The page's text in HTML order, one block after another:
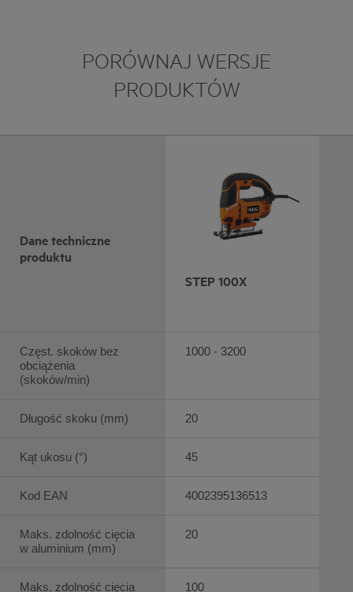
PORÓWNAJ WERSJE
PRODUKTÓW
Dane techniczne
produktu
Częst. skoków bez
obciążenia
(skoków/min)
Długość skoku (mm)
Kąt ukosu (°)
Kod EAN
Maks. zdolność cięcia
w aluminium (mm)
Maks. zdolność cięcia
STEP 100X
1000 - 3200
20
45
4002395136513
20
100